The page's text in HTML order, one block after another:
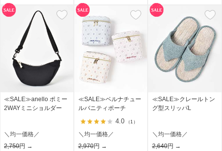
≪SALE≫anello ポミー
2WAYミニショルダー
＼均一価格／
2,750円 →
≪SALE≫ベルナチュー
ルバニティポーチ
4.0 （1）
＼均一価格／
2,970円 →
≪SALE≫クレールトン
グ型スリッパL
＼均一価格／
2,640円 →